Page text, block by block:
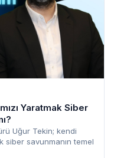
Yaratmak Siber
Uğur Tekin; kendi
siber savunmanın temel